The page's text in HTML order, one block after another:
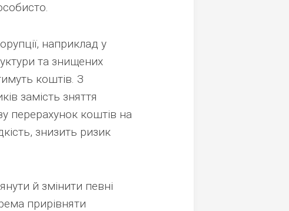
наприклад у
та знищених
коштів. З
замість зняття
перерахунок коштів на
знизить ризик
й змінити певні
прирівняти